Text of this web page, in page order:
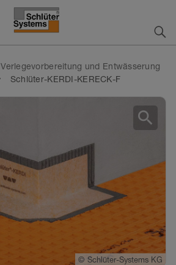
Verlegevorbereitung und Entwässerung
Schlüter-KERDI-KERECK-F
© Schlüter-Systems KG
© Schlüter-Systems KG
search